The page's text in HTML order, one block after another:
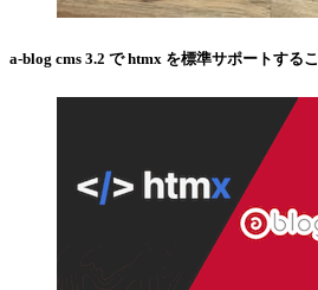
a-blog cms 3.2 で htmx を標準サポートする